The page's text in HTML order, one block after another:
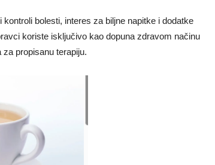
bolesti, interes za biljne napitke i dodatke
koriste isključivo kao dopuna zdravom načinu
propisanu terapiju.